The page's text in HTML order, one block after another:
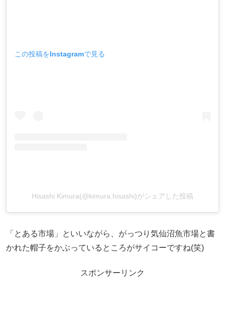
この投稿をInstagramで見る
Hisashi Kimura(@kimura.hisashi)がシェアした投稿
「とある市場」といいながら、がっつり気仙沼魚市場と書
かれた帽子をかぶっているところがサイコーですね(笑)
スポンサーリンク